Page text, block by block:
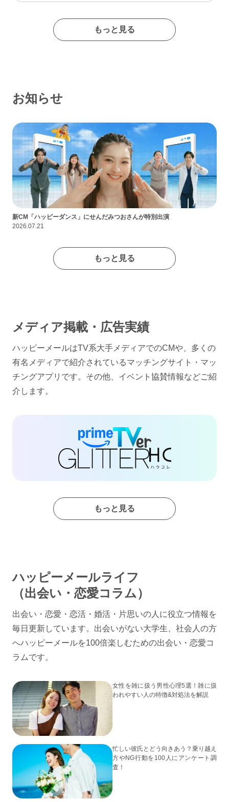
たイメージの出会い系サイトであるなんて思わなかったな…
もっと見る
お知らせ
新CM「ハッピーダンス」にせんだみつおさんが特別出演
2026.07.21
もっと見る
メディア掲載・広告実績
ハッピーメールはTV系大手メディアでのCMや、多くの
有名メディアで紹介されているマッチングサイト・マッ
チングアプリです。その他、イベント協賛情報などご紹
介します。
もっと見る
ハッピーメールライフ
（出会い・恋愛コラム）
出会い・恋愛・恋活・婚活・片思いの人に役立つ情報を
毎日更新しています。出会いがない大学生、社会人の方
へハッピーメールを100倍楽しむための出会い・恋愛コ
ラムです。
女性を雑に扱う男性心理5選！雑に扱
われやすい人の特徴&対処法を解説
忙しい彼氏とどう向きあう？乗り越え
方やNG行動を100人にアンケート調
査！